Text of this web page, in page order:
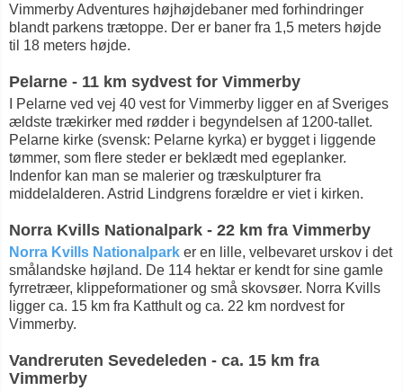
Vimmerby Adventures højhøjdebaner med forhindringer
blandt parkens trætoppe. Der er baner fra 1,5 meters højde
til 18 meters højde.
Pelarne - 11 km sydvest for Vimmerby
I Pelarne ved vej 40 vest for Vimmerby ligger en af Sveriges
ældste trækirker med rødder i begyndelsen af 1200-tallet.
Pelarne kirke (svensk: Pelarne kyrka) er bygget i liggende
tømmer, som flere steder er beklædt med egeplanker.
Indenfor kan man se malerier og træskulpturer fra
middelalderen. Astrid Lindgrens forældre er viet i kirken.
Norra Kvills Nationalpark - 22 km fra Vimmerby
Norra Kvills Nationalpark er en lille, velbevaret urskov i det
smålandske højland. De 114 hektar er kendt for sine gamle
fyrretræer, klippeformationer og små skovsøer. Norra Kvills
ligger ca. 15 km fra Katthult og ca. 22 km nordvest for
Vimmerby.
Vandreruten Sevedeleden - ca. 15 km fra
Vimmerby